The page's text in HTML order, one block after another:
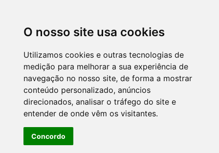
O nosso site usa cookies
Utilizamos cookies e outras tecnologias de
medição para melhorar a sua experiência de
navegação no nosso site, de forma a mostrar
conteúdo personalizado, anúncios
direcionados, analisar o tráfego do site e
entender de onde vêm os visitantes.
Concordo